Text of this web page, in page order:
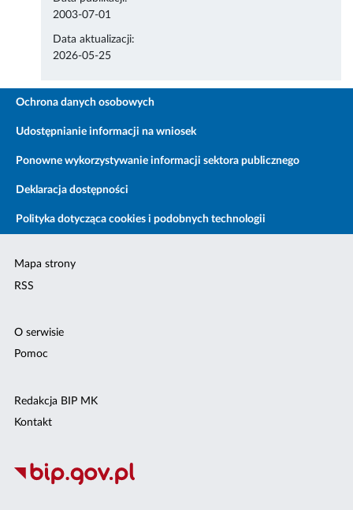
2003-07-01
Data aktualizacji:
2026-05-25
Ochrona danych osobowych
Udostępnianie informacji na wniosek
Ponowne wykorzystywanie informacji sektora publicznego
Deklaracja dostępności
Polityka dotycząca cookies i podobnych technologii
Mapa strony
RSS
O serwisie
Pomoc
Redakcja BIP MK
Kontakt